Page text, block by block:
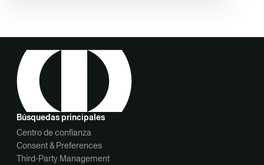
Búsquedas principales
Centro de confianza
Consent & Preferences
Third-Party Management